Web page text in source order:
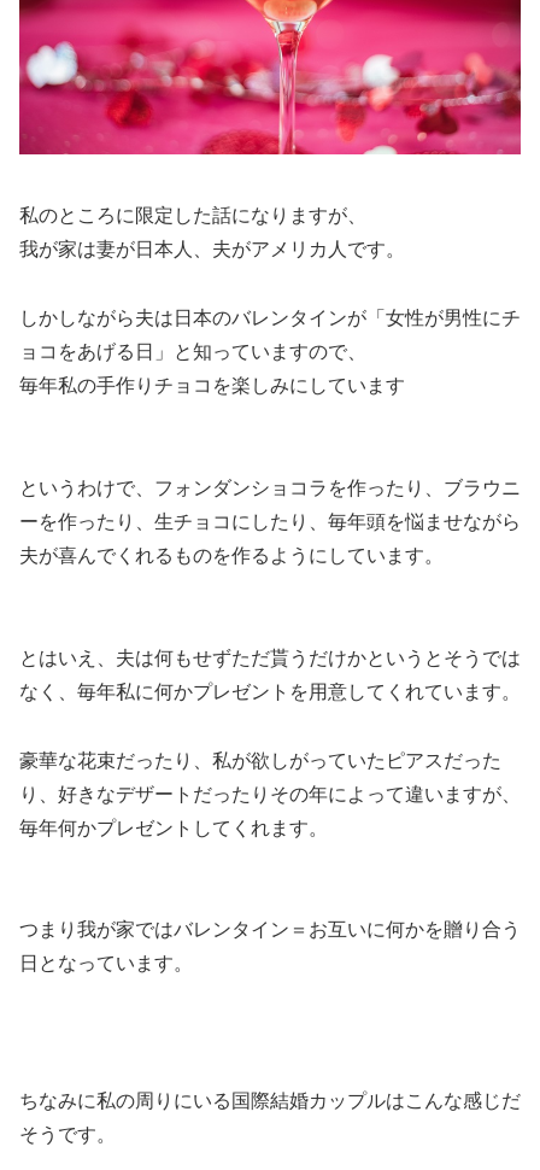
私のところに限定した話になりますが、
我が家は妻が日本人、夫がアメリカ人 です。
しかしながら夫は日本のバレンタインが「女性が男性にチ
ョコをあげる日」と知っていますので、
毎年私の手作りチョコを楽しみにしています
というわけで、フォンダンショコラを作ったり、ブラウニ
ーを作ったり、生チョコにしたり、毎年頭を悩ませながら
夫が喜んでくれるものを作るようにしています。
とはいえ、 夫は何もせずただ貰うだけかというとそうでは
なく、毎年私に何かプレゼントを用意してくれています。
豪華な花束だったり、私が欲しがっていたピアスだった
り、好きなデザートだったりその年によって違いますが、
毎年何かプレゼントしてくれます。
つまり我が家ではバレンタイン＝お互いに何かを贈り合う
日 となっています。
ちなみに私の周りにいる国際結婚カップルはこんな感じだ
そうです。